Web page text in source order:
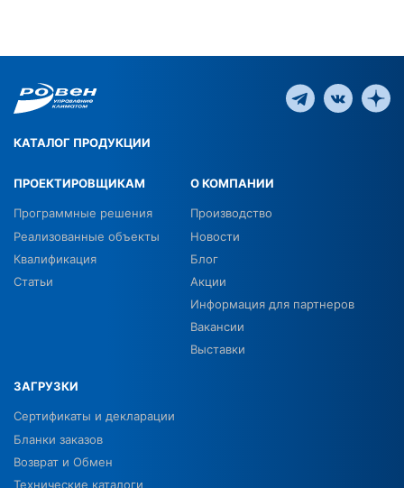
КАТАЛОГ ПРОДУКЦИИ
ПРОЕКТИРОВЩИКАМ
Программные решения
Реализованные объекты
Квалификация
Статьи
О КОМПАНИИ
Производство
Новости
Блог
Акции
Информация для партнеров
Вакансии
Выставки
ЗАГРУЗКИ
Сертификаты и декларации
Бланки заказов
Возврат и Обмен
Технические каталоги